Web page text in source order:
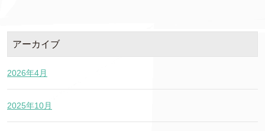
アーカイブ
2026年4月
2025年10月